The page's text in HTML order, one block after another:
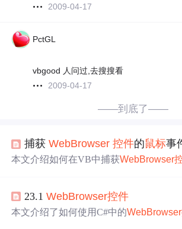
2009-04-17
PctGL
vbgood 人问过,去搜搜看
2009-04-17
——到底了——
捕获WebBrowser 控件的鼠标事
本文介绍如何在VB中捕获WebBrowser
对 鼠标操作的监听。
23.1WebBrowser控件
本文介绍了如何使用C#中的WebBrowser